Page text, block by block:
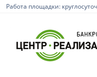
Работа площадки: